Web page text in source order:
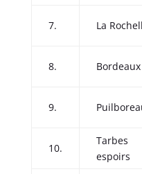
7. La
8. Bordeaux
9.
10.
Tarbes
espoirs